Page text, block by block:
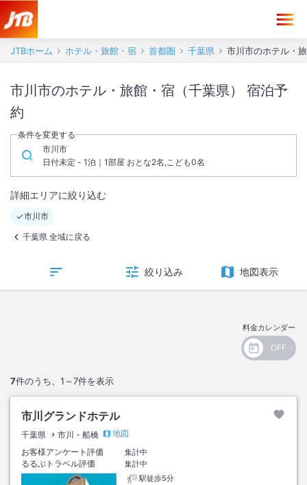
JTBホーム ホテル・旅館・宿 首都圏 千葉県 市川市のホテル・
市川市のホテル・旅館・宿（千葉県） 宿泊予
約
条件を変更する
市川市
日付未定 - 1泊｜1部屋 おとな2名,こども0名
詳細エリアに絞り込む
市川市
千葉県 全域に戻る
絞り込み 地図表示
料金カレンダー
7件のうち、 1～7件を表示
市川グランドホテル
千葉県 市川・船橋
地図
お客様アンケート評価
集計中
るるぶトラベル評価
集計中
駅徒歩5分